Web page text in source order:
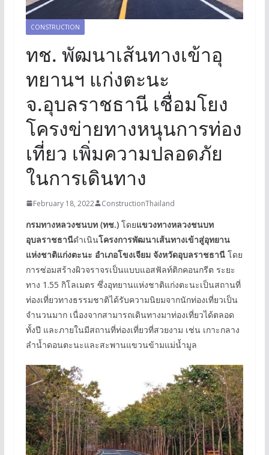
CONSTRUCTION
ทช. พัฒนาเส้นทางเข้าอุ
ทยานฯ แก่งตะนะ
จ.อุบลราชธานี เชื่อมโยง
โครงข่ายทางหนุนการท่อง
เที่ยว เพิ่มความปลอดภัย
ในการเดินทาง
February 18, 2022 ConstructionThailand
กรมทางหลวงชนบท (ทช.) โดยแขวงทางหลวงชนบท
อุบลราชธานีดำเนินโครงการพัฒนาเส้นทางเข้าสู่อุทยาน
แห่งชาติแก่งตะนะ อำเภอโขงเจียม จังหวัดอุบลราชธานีโดย
การซ่อมสร้างผิวจราจรเป็นแบบแอสฟัลท์ติกคอนกรีต ระยะ
ทาง 1.55 กิโลเมตร ซึ่งอุทยานแห่งชาติแก่งตะนะเป็นสถานที่
ท่องเที่ยวทางธรรมชาติได้รับความนิยมจากนักท่องเที่ยวเป็น
จำนวนมาก เนื่องจากสามารถเดินทางมาท่องเที่ยวได้ตลอด
ทั้งปี และภายในมีสถานที่ท่องเที่ยวที่สวยงาม เช่น เกาะกลาง
ลำน้ำดอนตะนะและสะพานแขวนข้ามแม่น้ำมูล